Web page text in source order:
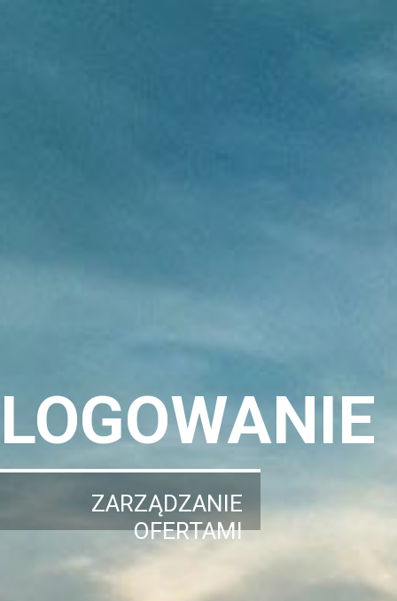
LOGOWANIE
ZARZĄDZANIE
OFERTAMI